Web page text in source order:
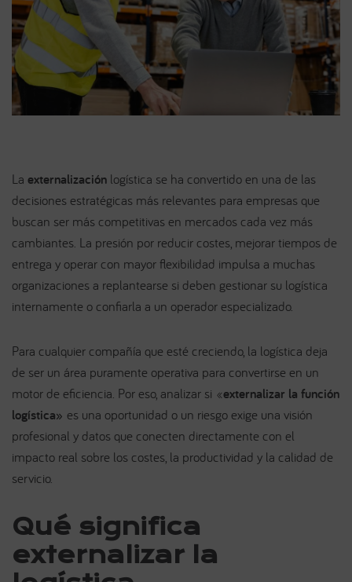
La externalización logística se ha convertido en una de las
decisiones estratégicas más relevantes para empresas que
buscan ser más competitivas en mercados cada vez más
cambiantes. La presión por reducir costes, mejorar tiempos de
entrega y operar con mayor flexibilidad impulsa a muchas
organizaciones a replantearse si deben gestionar su logística
internamente o confiarla a un operador especializado.
Para cualquier compañía que esté creciendo, la logística deja
de ser un área puramente operativa para convertirse en un
motor de eficiencia. Por eso, analizar si «externalizar la función
logística» es una oportunidad o un riesgo exige una visión
profesional y datos que conecten directamente con el
impacto real sobre los costes, la productividad y la calidad de
servicio.
Qué significa
externalizar la